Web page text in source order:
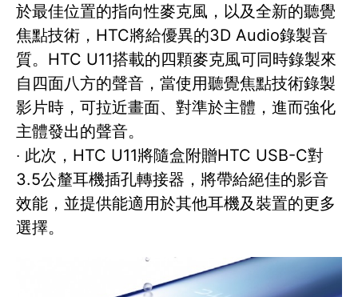
於最佳位置的指向性麥克風，以及全新的聽覺
焦點技術，HTC將給優異的3D Audio錄製音
質。HTC U11搭載的四顆麥克風可同時錄製來
自四面八方的聲音，當使用聽覺焦點技術錄製
影片時，可拉近畫面、對準於主體，進而強化
主體發出的聲音。
‧ 此次，HTC U11將隨盒附贈HTC USB-C對
3.5公釐耳機插孔轉接器，將帶給絕佳的影音
效能，並提供能適用於其他耳機及裝置的更多
選擇。